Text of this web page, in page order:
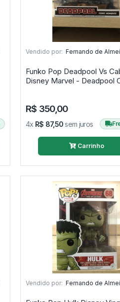
Vendido por: Fernando de
Funko Pop Deadpool Vs
Disney Marvel - Deadpool
R$ 350,00
4x R$ 87,50sem juros
Carrinho
Vendido por: Fernando de